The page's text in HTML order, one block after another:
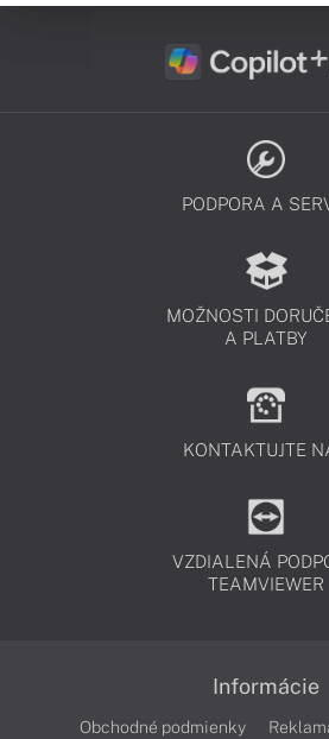
PODPORA A
MOŽNOSTI
A PLATBY
KONTAKTUJTE
VZDIALENÁ
TEAMVIEWER
Informácie
Obchodné podmienky